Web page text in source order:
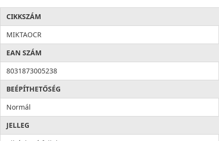
CIKKSZÁM
MIKTAOCR
EAN SZÁM
8031873005238
BEÉPÍTHETŐSÉG
Normál
JELLEG